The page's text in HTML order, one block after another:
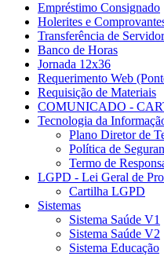
Empréstimo Consignado
Holerites e
Transferência de Servidor
Banco de Horas
Jornada 12x36
Requerimento Web
Requisição de Materiais
COMUNICADO -
Tecnologia da
Plano Diretor de
Política de
Termo de
LGPD - Lei Geral de
Cartilha LGPD
Sistemas
Sistema Saúde V1
Sistema Saúde V2
Sistema Educação